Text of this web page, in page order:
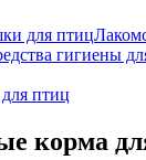
для птиц
гигиены
птиц
корма